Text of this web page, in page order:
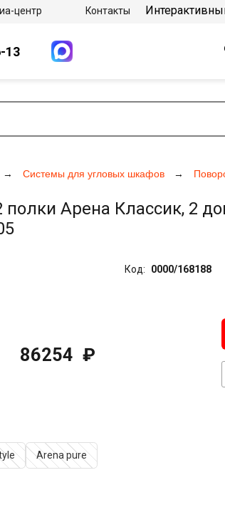
Системы для угловых шкафов
Арена Классик, 2
Код: 0000/168188
Arena pure
86254 ₽
центр Контакты
13